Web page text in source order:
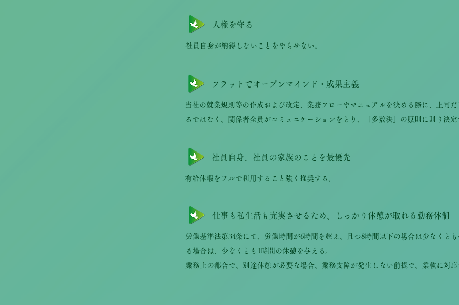
人権を守る
社員自身が納得しないことをやらせない。
フラットでオープンマインド・成果主義
当社の就業規則等の作成および改定、業務フローやマニュアルを決める際に、上司
るではなく、関係者全員がコミュニケーションをとり、「多数決」の原則に則り決
社員自身、社員の家族のことを最優先
有給休暇をフルで利用すること強く推奨する。
仕事も私生活も充実させるため、しっかり休憩が取れる勤務体制
労働基準法第34条にて、労働時間が6時間を超え、且つ8時間以下の場合は少なくと
る場合は、少なくとも1時間の休憩を与える。
業務上の都合で、別途休憩が必要な場合、業務支障が発生しない前提で、柔軟に対